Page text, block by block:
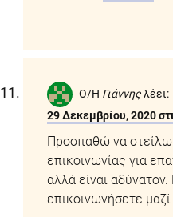
Ο/Η Γιάννηςλέει:
29 Δεκεμβρίου, 2020
Προσπαθώ να
επικοινωνίας για
αλλά είναι
επικοινωνήσετε